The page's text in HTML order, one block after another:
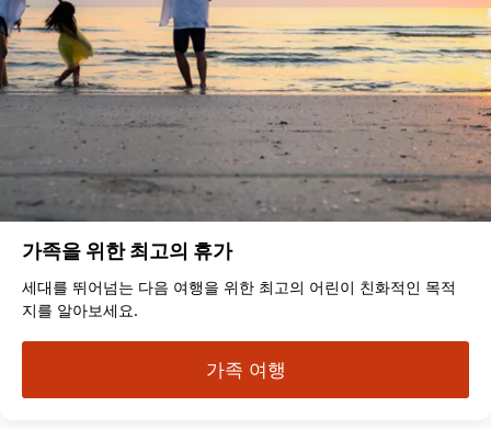
가족을 위한 최고의 휴가
세대를 뛰어넘는 다음 여행을 위한 최고의 어린이 친화적인 목적
지를 알아보세요.
가족 여행